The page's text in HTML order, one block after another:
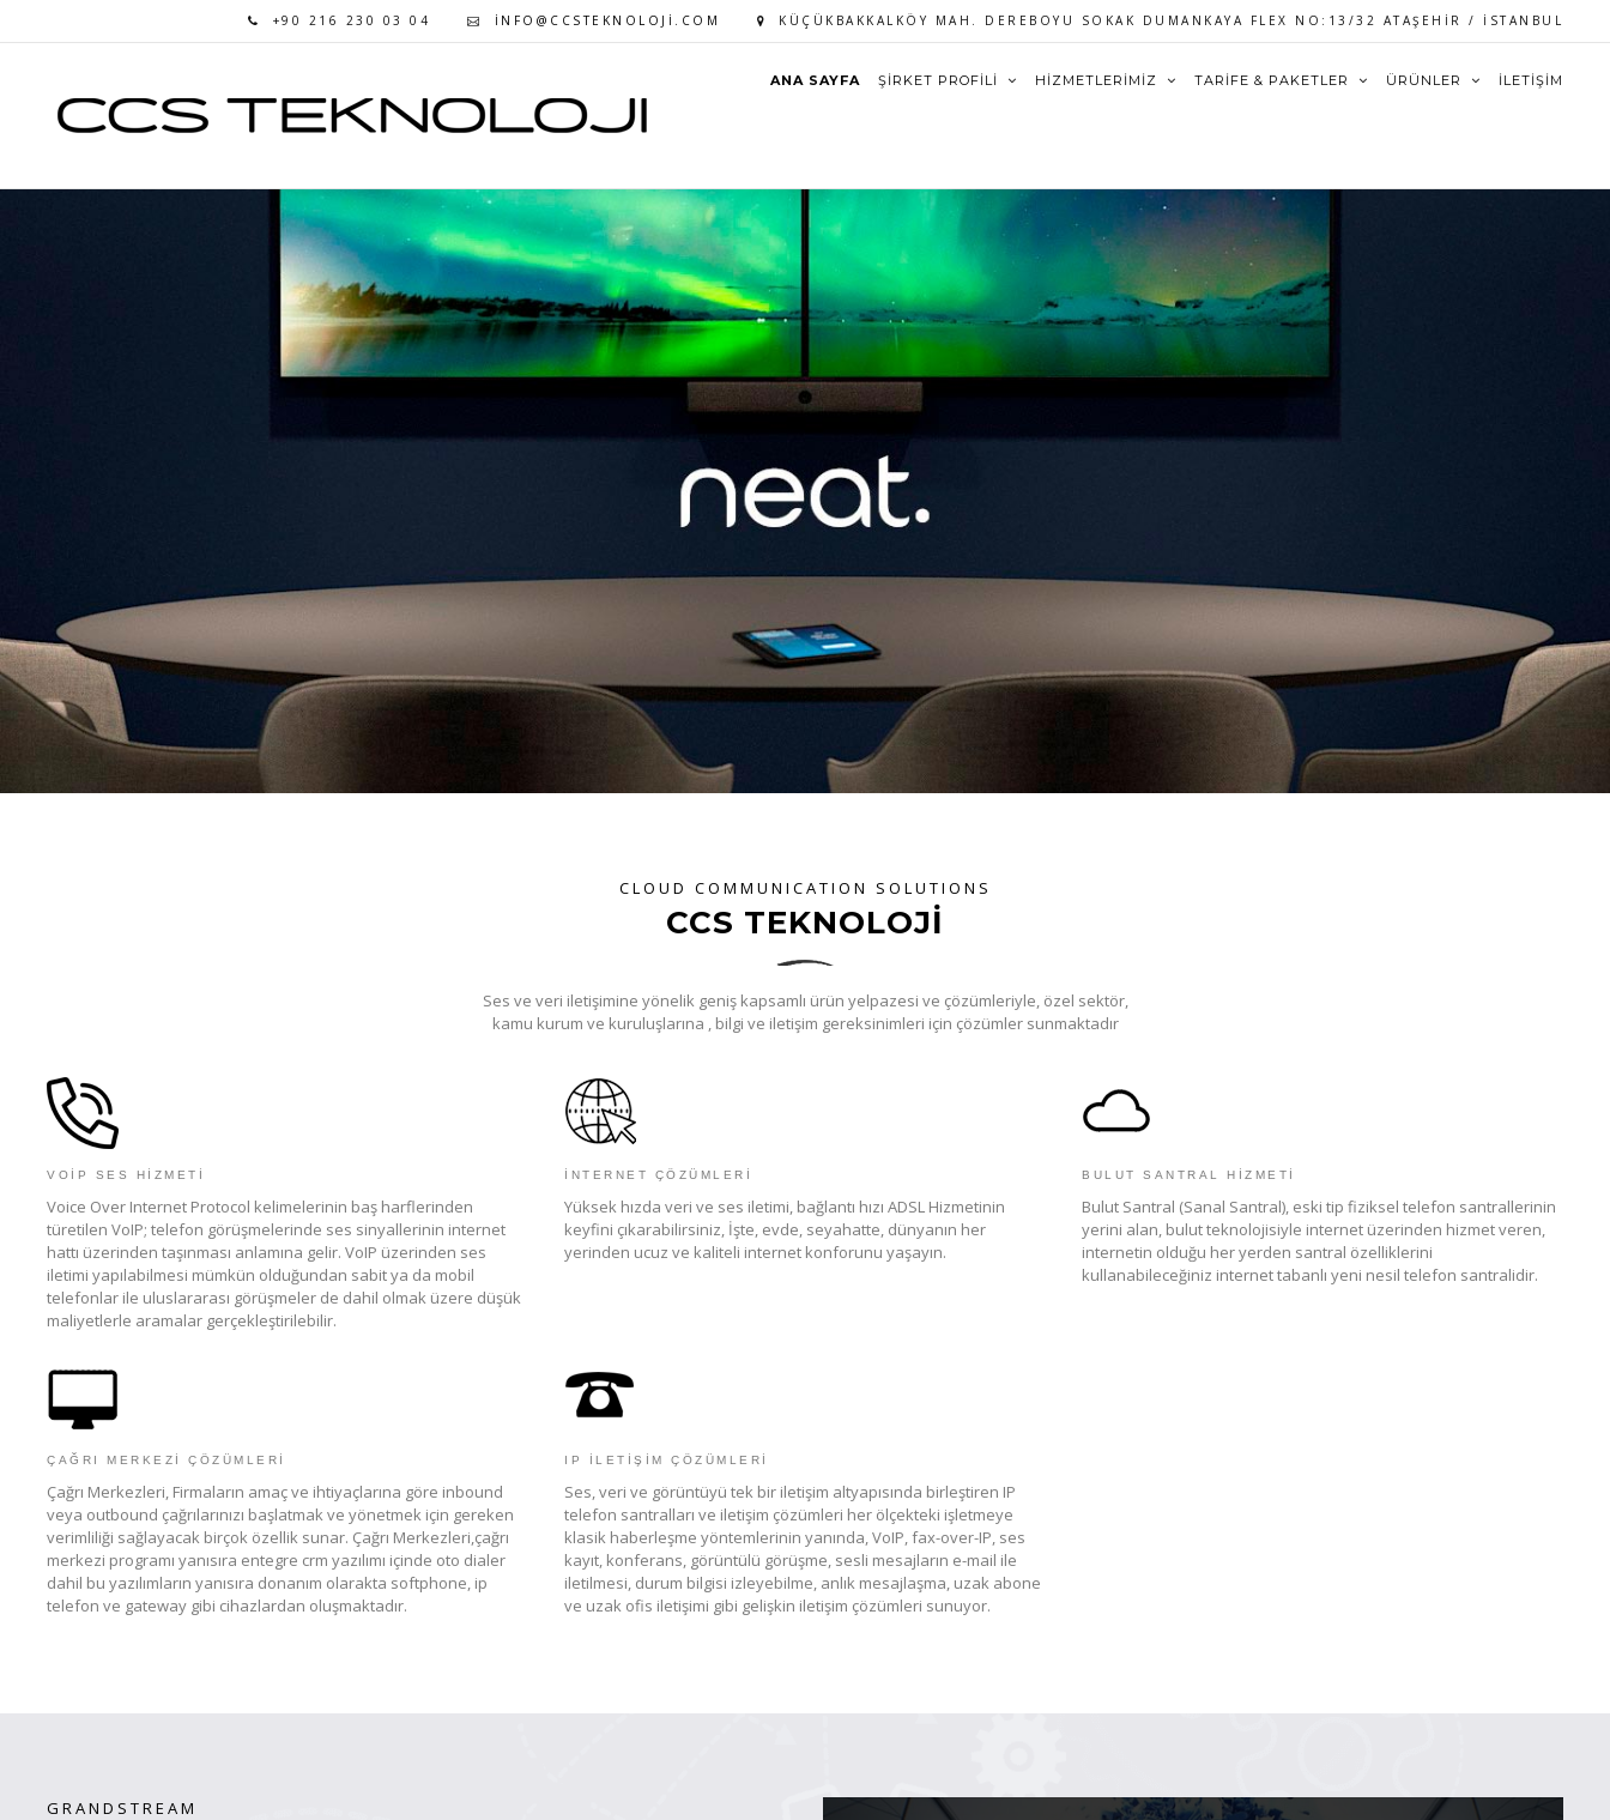
+90 216 230 03 04 INFO@CCSTEKNOLOJI.COM KÜÇÜKBAKKALKÖY MAH. DEREBOYU SOKAK DUMANKAYA FLEX NO:13/32 ATAŞEHİR / İSTANBUL
ANA SAYFA ŞİRKET PROFİLİ HİZMETLERİMİZ TARİFE & PAKETLER ÜRÜNLER İLETİŞİM
CLOUD COMMUNICATION SOLUTIONS
CCS TEKNOLOJİ
Ses ve veri iletişimine yönelik geniş kapsamlı ürün yelpazesi ve çözümleriyle, özel sektör,
kamu kurum ve kuruluşlarına , bilgi ve iletişim gereksinimleri için çözümler sunmaktadır
VOIP SES HIZMETI
Voice Over Internet Protocol kelimelerinin baş harflerinden
türetilen VoIP; telefon görüşmelerinde ses sinyallerinin internet
hattı üzerinden taşınması anlamına gelir. VoIP üzerinden ses
iletimi yapılabilmesi mümkün olduğundan sabit ya da mobil
telefonlar ile uluslararası görüşmeler de dahil olmak üzere düşük
maliyetlerle aramalar gerçekleştirilebilir.
İNTERNET ÇÖZÜMLERI
Yüksek hızda veri ve ses iletimi, bağlantı hızı ADSL Hizmetinin
keyfini çıkarabilirsiniz, İşte, evde, seyahatte, dünyanın her
yerinden ucuz ve kaliteli internet konforunu yaşayın.
BULUT SANTRAL HIZMETI
Bulut Santral (Sanal Santral), eski tip fiziksel telefon santrallerinin
yerini alan, bulut teknolojisiyle internet üzerinden hizmet veren,
internetin olduğu her yerden santral özelliklerini
kullanabileceğiniz internet tabanlı yeni nesil telefon santralidir.
ÇAĞRI MERKEZI ÇÖZÜMLERI
Çağrı Merkezleri, Firmaların amaç ve ihtiyaçlarına göre inbound
veya outbound çağrılarınızı başlatmak ve yönetmek için gereken
verimliliği sağlayacak birçok özellik sunar. Çağrı Merkezleri,çağrı
merkezi programı yanısıra entegre crm yazılımı içinde oto dialer
dahil bu yazılımların yanısıra donanım olarakta softphone, ip
telefon ve gateway gibi cihazlardan oluşmaktadır.
IP İLETİŞİM ÇÖZÜMLERİ
Ses, veri ve görüntüyü tek bir iletişim altyapısında birleştiren IP
telefon santralları ve iletişim çözümleri her ölçekteki işletmeye
klasik haberleşme yöntemlerinin yanında, VoIP, fax-over-IP, ses
kayıt, konferans, görüntülü görüşme, sesli mesajların e-mail ile
iletilmesi, durum bilgisi izleyebilme, anlık mesajlaşma, uzak abone
ve uzak ofis iletişimi gibi gelişkin iletişim çözümleri sunuyor.
GRANDSTREAM